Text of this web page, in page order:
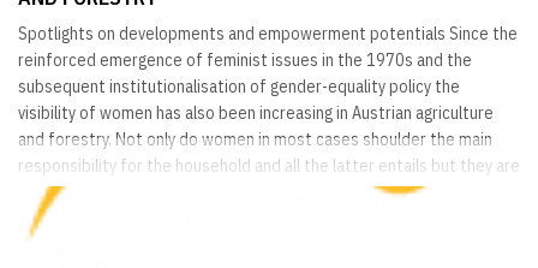
Spotlights on developments and empowerment potentials Since the
reinforced emergence of feminist issues in the 1970s and the
subsequent institutionalisation of gender-equality policy the
visibility of women has also been increasing in Austrian agriculture
and forestry. Not only do women in most cases shoulder the main
responsibility for the household and all the latter entails but they are
also playing active roles in agriculture, forestry, diversification and
many other areas. In this...